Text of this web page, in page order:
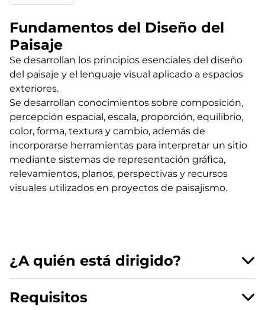
Fundamentos del Diseño del
Paisaje
Se desarrollan los principios esenciales del diseño
del paisaje y el lenguaje visual aplicado a espacios
exteriores.
Se desarrollan conocimientos sobre composición,
percepción espacial, escala, proporción, equilibrio,
color, forma, textura y cambio, además de
incorporarse herramientas para interpretar un sitio
mediante sistemas de representación gráfica,
relevamientos, planos, perspectivas y recursos
visuales utilizados en proyectos de paisajismo.
¿A quién está dirigido?
Requisitos